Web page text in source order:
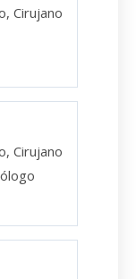
Cirujano
Cirujano